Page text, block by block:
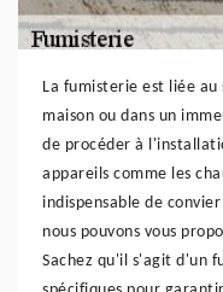
La fumisterie est liée au
maison ou dans un
de procéder à
appareils comme les
indispensable de
nous pouvons vous
Sachez qu'il s'agit d'un